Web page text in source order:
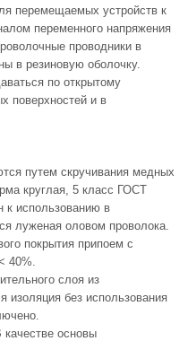
перемещаемых устройств к
переменного напряжения
проводники в
в резиновую оболочку.
по открытому
поверхностей и в
путем скручивания медных
круглая, 5 класс ГОСТ
к использованию в
луженая оловом проволока.
покрытия припоем с
40%.
слоя из
изоляция без использования
основы